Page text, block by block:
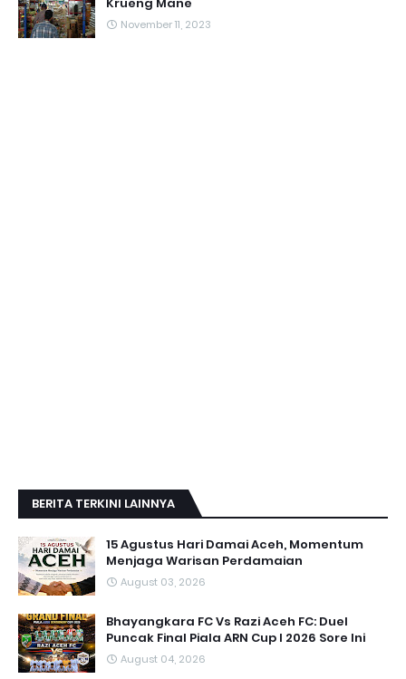
November 11, 2023
BERITA TERKINI LAINNYA
15 Agustus Hari Damai Aceh, Momentum
Menjaga Warisan Perdamaian
August 03, 2026
Bhayangkara FC Vs Razi Aceh FC: Duel
Puncak Final Piala ARN Cup I 2026 Sore Ini
August 04, 2026